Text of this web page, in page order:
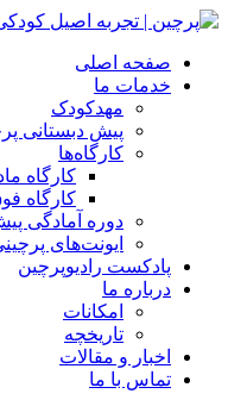
صفحه اصلی
خدمات ما
مهدکودک
پیش دبستانی
کارگاه‌ها
کارگاه
کارگاه
دوره آمادگی
ایونت‌های
پادکست رادیوپرچین
درباره ما
امکانات
تاریخچه
اخبار و مقالات
تماس با ما